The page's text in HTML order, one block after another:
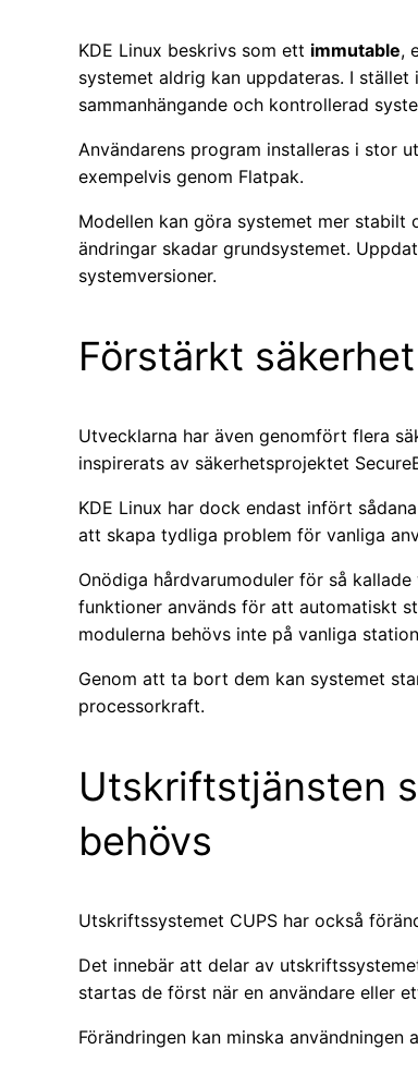
KDE Linux beskrivs som ett immutable,
systemet aldrig kan uppdateras. I
sammanhängande och kontrollerad
Användarens program installeras i stor
exempelvis genom Flatpak.
Modellen kan göra systemet mer
ändringar skadar grundsystemet.
systemversioner.
Förstärkt
Utvecklarna har även genomfört flera
inspirerats av säkerhetsprojektet
KDE Linux har dock endast infört
att skapa tydliga problem för vanliga
Onödiga hårdvarumoduler för så
funktioner används för att automatiskt
modulerna behövs inte på vanliga
Genom att ta bort dem kan systemet
processorkraft.
Utskriftstjänsten
behövs
Utskriftssystemet CUPS har också
Det innebär att delar av
startas de först när en användare eller
Förändringen kan minska användningen